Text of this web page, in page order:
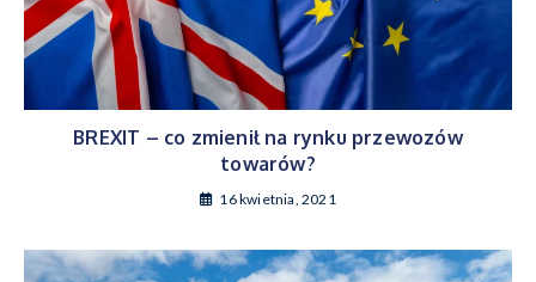
BREXIT – co zmienił na rynku przewozów
towarów?
16 kwietnia, 2021